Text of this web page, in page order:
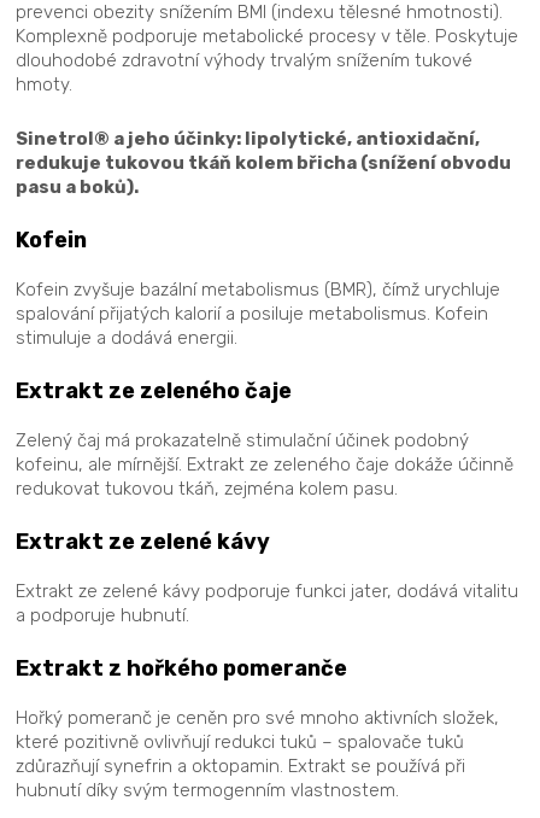
prevenci obezity snížením BMI (indexu tělesné hmotnosti).
Komplexně podporuje metabolické procesy v těle. Poskytuje
dlouhodobé zdravotní výhody trvalým snížením tukové
hmoty.
Sinetrol® a jeho účinky: lipolytické, antioxidační,
redukuje tukovou tkáň kolem břicha (snížení obvodu
pasu a boků).
Kofein
Kofein zvyšuje bazální metabolismus (BMR), čímž urychluje
spalování přijatých kalorií a posiluje metabolismus. Kofein
stimuluje a dodává energii.
Extrakt ze zeleného čaje
Zelený čaj má prokazatelně stimulační účinek podobný
kofeinu, ale mírnější. Extrakt ze zeleného čaje dokáže účinně
redukovat tukovou tkáň, zejména kolem pasu.
Extrakt ze zelené kávy
Extrakt ze zelené kávy podporuje funkci jater, dodává vitalitu
a podporuje hubnutí.
Extrakt z hořkého pomeranče
Hořký pomeranč je ceněn pro své mnoho aktivních složek,
které pozitivně ovlivňují redukci tuků – spalovače tuků
zdůrazňují synefrin a oktopamin. Extrakt se používá při
hubnutí díky svým termogenním vlastnostem.